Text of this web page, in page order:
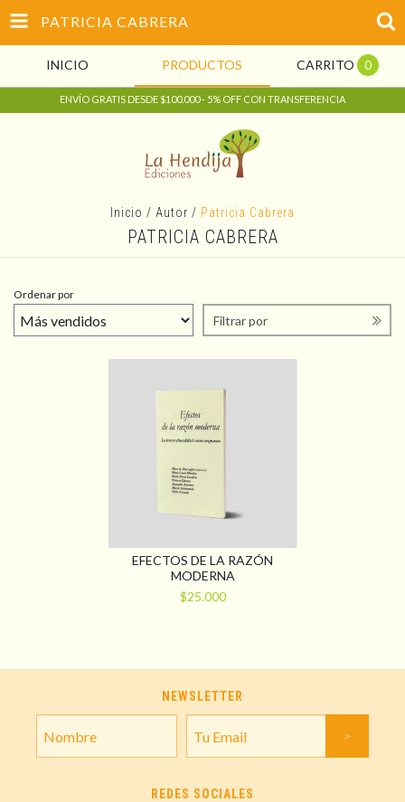
PATRICIA CABRERA
INICIO PRODUCTOS CARRITO 0
ENVÍO GRATIS DESDE $100.000 - 5% OFF CON TRANSFERENCIA
Inicio / Autor / Patricia Cabrera
PATRICIA CABRERA
Ordenar por
Filtrar por
EFECTOS DE LA RAZÓN
MODERNA
$25.000
NEWSLETTER
REDES SOCIALES